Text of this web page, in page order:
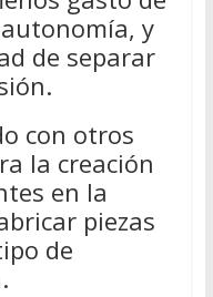
y
de separar
con otros
la creación
en la
piezas
de